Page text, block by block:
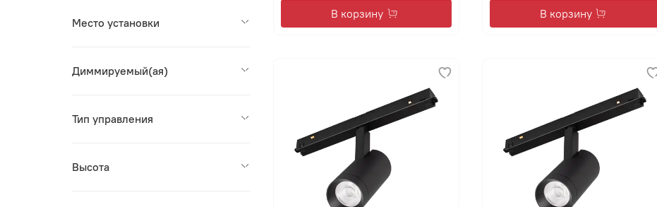
В корзину В корзину
Место установки
Диммируемый(ая)
Тип управления
Высота